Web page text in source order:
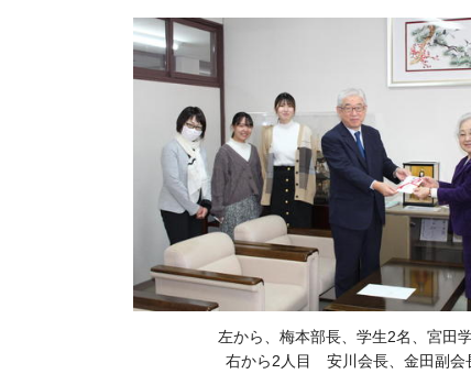
左から、梅本部長、学生2名、宮田
右から2人目 安川会長、金田副会